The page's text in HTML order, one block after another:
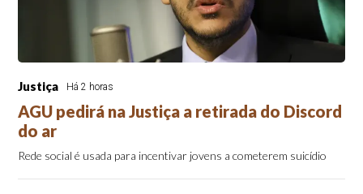
Justiça Há 2 horas
AGU pedirá na Justiça a retirada do Discord
do ar
Rede social é usada para incentivar jovens a cometerem suicídio